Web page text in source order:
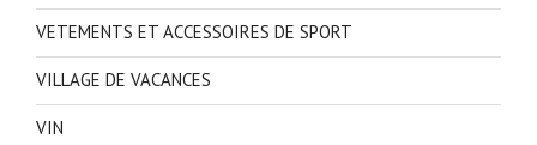
VETEMENTS ET ACCESSOIRES DE SPORT
VILLAGE DE VACANCES
VIN